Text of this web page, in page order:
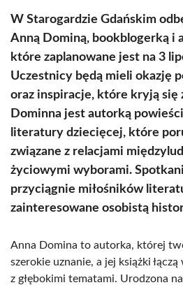
W Starogardzie Gdańskim
Anną Dominą, bookblogerką i
które zaplanowane jest na 3
Uczestnicy będą mieli okazję
oraz inspiracje, które kryją się
Dominna jest autorką
literatury dziecięcej, które
związane z relacjami
życiowymi wyborami.
przyciągnie miłośników
zainteresowane osobistą
Anna Domina to autorka, której
szerokie uznanie, a jej książki
z głębokimi tematami. Urodzona